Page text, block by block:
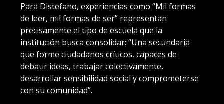
Para Distefano, experiencias como “Mil formas
de leer, mil formas de ser” representan
precisamente el tipo de escuela que la
institución busca consolidar: “Una secundaria
que forme ciudadanos críticos, capaces de
debatir ideas, trabajar colectivamente,
desarrollar sensibilidad social y comprometerse
con su comunidad”.